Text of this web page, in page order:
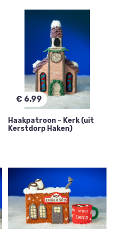
€ 6,99
Haakpatroon – Kerk (uit
Kerstdorp Haken)